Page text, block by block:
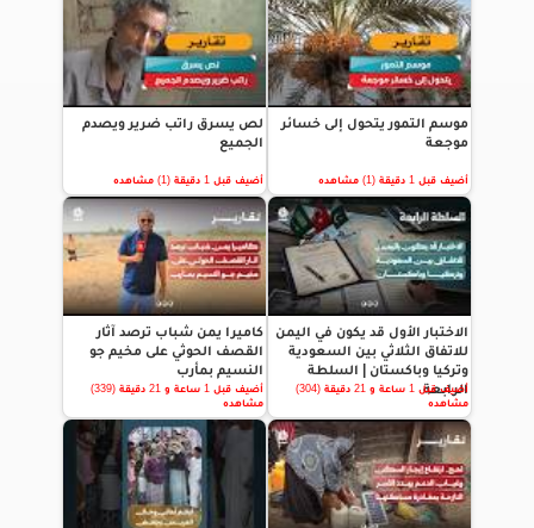
موسم التمور يتحول إلى خسائر
موجعة
أضيف قبل 1 دقيقة (1) مشاهده
لص يسرق راتب ضرير ويصدم
الجميع
أضيف قبل 1 دقيقة (1) مشاهده
الاختبار الأول قد يكون في اليمن
للاتفاق الثلاثي بين السعودية
وتركيا وباكستان | السلطة
الرابعة
أضيف قبل 1 ساعة و 21 دقيقة (304)
مشاهده
كاميرا يمن شباب ترصد آثار
القصف الحوثي على مخيم جو
النسيم بمأرب
أضيف قبل 1 ساعة و 21 دقيقة (339)
مشاهده